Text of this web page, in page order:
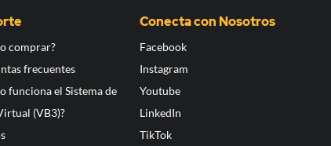
comprar?
frecuentes
funciona el Sistema de
(VB3)?
Conecta con Nosotros
Facebook
Instagram
Youtube
LinkedIn
TikTok